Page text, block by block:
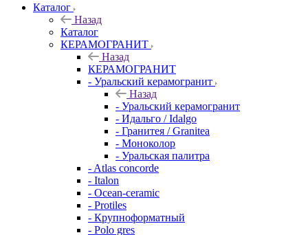
Каталог
Назад
Каталог
КЕРАМОГРАНИТ
Назад
КЕРАМОГРАНИТ
- Уральский керамогранит
Назад
- Уральский керамогранит
- Идальго / Idalgo
- Гранитея / Granitea
- Моноколор
- Уральская палитра
- Atlas concorde
- Italon
- Ocean-ceramic
- Protiles
- Крупноформатный
- Polo gres